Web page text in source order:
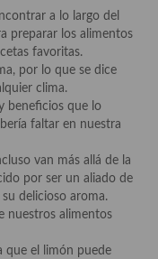
a lo largo del
preparar los alimentos
favoritas.
por lo que se dice
clima.
beneficios que lo
faltar en nuestra
van más allá de la
por ser un aliado de
delicioso aroma.
nuestros alimentos
que el limón puede